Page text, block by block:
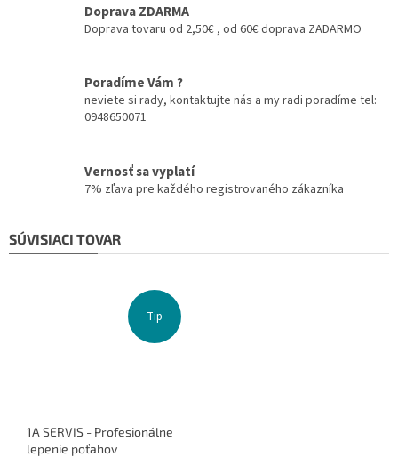
Doprava ZDARMA
Doprava tovaru od 2,50€ , od 60€ doprava ZADARMO
Poradíme Vám ?
neviete si rady, kontaktujte nás a my radi poradíme tel:
0948650071
Vernosť sa vyplatí
7% zľava pre každého registrovaného zákazníka
SÚVISIACI TOVAR
Tip
1A SERVIS - Profesionálne
lepenie poťahov